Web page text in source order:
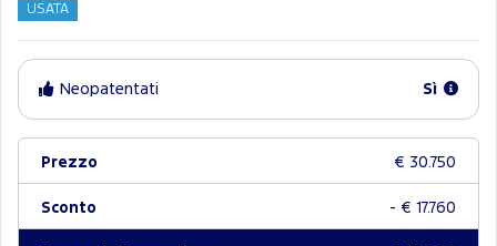
USATA
Neopatentati Sì
Prezzo € 30.750
Sconto - € 17.760